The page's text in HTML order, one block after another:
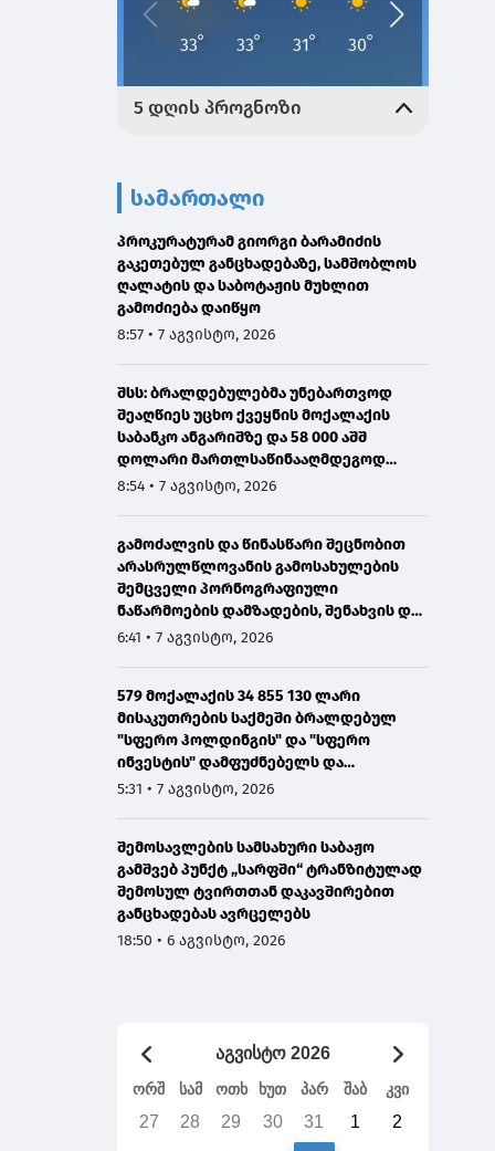
სამართალი
პროკურატურამ გიორგი ბარამიძის
გაკეთებულ განცხადებაზე, სამშობლოს
ღალატის და საბოტაჟის მუხლით
გამოძიება დაიწყო
8:57 • 7 აგვისტო, 2026
შსს: ბრალდებულებმა უნებართვოდ
შეაღწიეს უცხო ქვეყნის მოქალაქის
საბანკო ანგარიშზე და 58 000 აშშ
დოლარი მართლსაწინააღმდეგოდ
მიითვისეს - დაკავებულია 1 პირი,
8:54 • 7 აგვისტო, 2026
გამოძალვის და წინასწარი შეცნობით
არასრულწლოვანის გამოსახულების
შემცველი პორნოგრაფიული
ნაწარმოების დამზადების, შენახვის და
გავრცელების ფაქტებზე ერთ პირს
6:41 • 7 აგვისტო, 2026
579 მოქალაქის 34 855 130 ლარი
მისაკუთრების საქმეში ბრალდებულ
"სფერო ჰოლდინგის" და "სფერო
ინვესტის" დამფუძნებელს და
თანამშრომელს 12 და 8 წლით
5:31 • 7 აგვისტო, 2026
შემოსავლების სამსახური საბაჟო
გამშვებ პუნქტ „სარფში“ ტრანზიტულად
შემოსულ ტვირთთან დაკავშირებით
განცხადებას ავრცელებს
18:50 • 6 აგვისტო, 2026
აგვისტო 2026
ორშ სამ ოთხ ხუთ პარ შაბ კვი
27 28 29 30 31 1 2